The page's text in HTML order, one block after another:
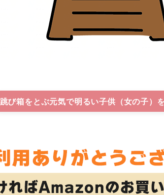
跳び箱をとぶ元気で明るい子供（女の子）